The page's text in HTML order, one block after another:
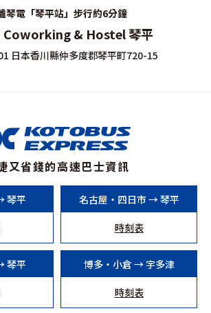
琴電「琴平站」步行約6分鐘
& Hostel 琴平
日本香川縣仲多度郡琴平町720-15
又省錢的高速巴士資訊
琴平 名古屋・四日市 → 琴平
時刻表
琴平 博多・小倉 → 宇多津
時刻表